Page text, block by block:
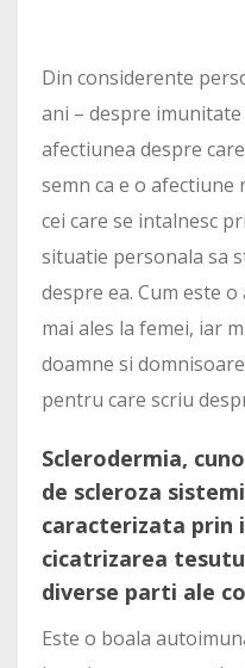
Din considerente
ani – despre
afectiunea despre
semn ca e o
cei care se intalnesc
situatie personala sa
despre ea. Cum este
mai ales la femei, iar
doamne si
pentru care scriu
Sclerodermia,
de scleroza
caracterizata prin
cicatrizarea
diverse parti ale
Este o boala